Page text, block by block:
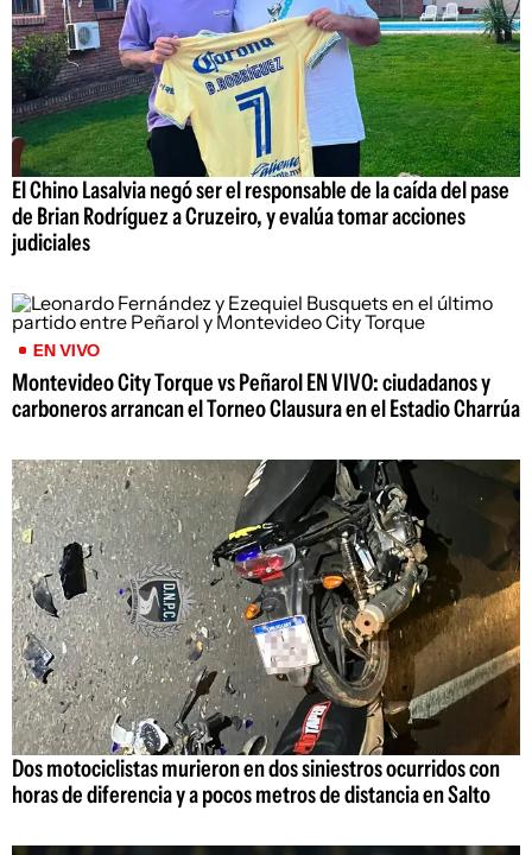
El Chino Lasalvia negó ser el responsable de la caída del pase
de Brian Rodríguez a Cruzeiro, y evalúa tomar acciones
judiciales
EN VIVO
Montevideo City Torque vs Peñarol EN VIVO: ciudadanos y
carboneros arrancan el Torneo Clausura en el Estadio Charrúa
Dos motociclistas murieron en dos siniestros ocurridos con
horas de diferencia y a pocos metros de distancia en Salto